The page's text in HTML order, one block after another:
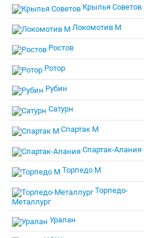
Крылья Советов
Локомотив М
Ростов
Ротор
Рубин
Сатурн
Спартак М
Спартак-Алания
Торпедо М
Торпедо-
Металлург
Уралан